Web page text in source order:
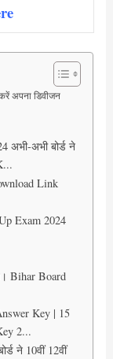
अपना डिवीजन
अभी-अभी बोर्ड ने
Link
Exam 2024
Bihar Board
Key | 15
2...
ने 10वीं 12वीं